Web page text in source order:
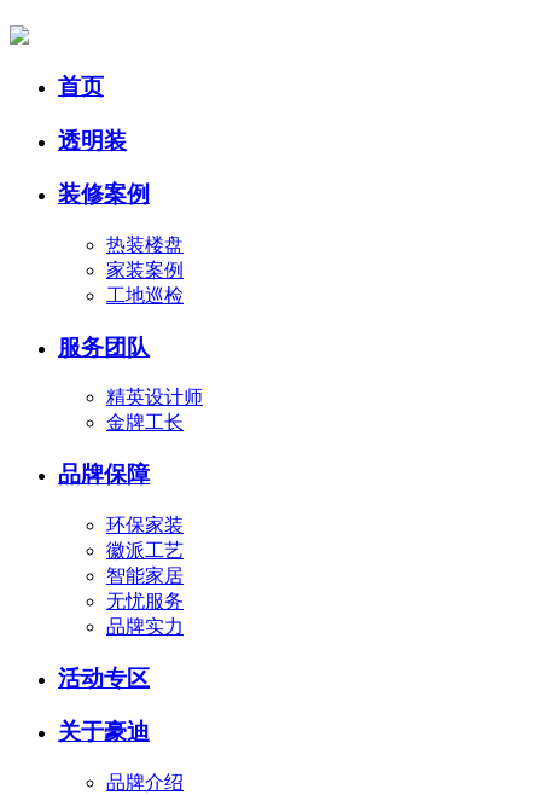
首页
透明装
装修案例
热装楼盘
家装案例
工地巡检
服务团队
精英设计师
金牌工长
品牌保障
环保家装
徽派工艺
智能家居
无忧服务
品牌实力
活动专区
关于豪迪
品牌介绍